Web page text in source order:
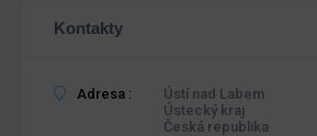
Kontakty
Adresa :
Ústí nad Labem
Ústecký kraj
Česká republika